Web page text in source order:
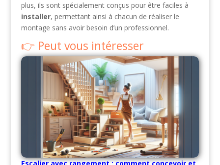
plus, ils sont spécialement conçus pour être faciles à
installer, permettant ainsi à chacun de réaliser le
montage sans avoir besoin d’un professionnel.
Peut vous intéresser